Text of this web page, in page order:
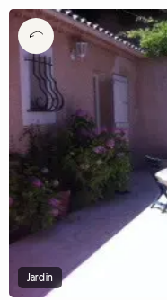
Jardin